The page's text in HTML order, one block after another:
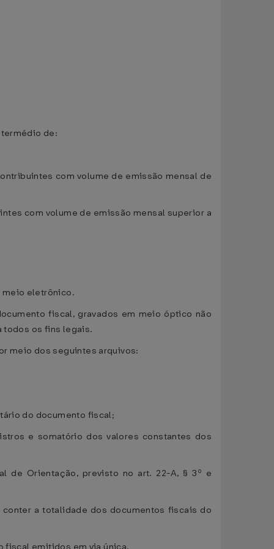
de:
com volume de emissão mensal de
com volume de emissão mensal superior a
meio eletrônico.
fiscal, gravados em meio óptico não
todos os fins legais.
meio dos seguintes arquivos:
do documento fiscal;
e somatório dos valores constantes dos
de Orientação, previsto no art. 22-A, § 3º e
a totalidade dos documentos fiscais do